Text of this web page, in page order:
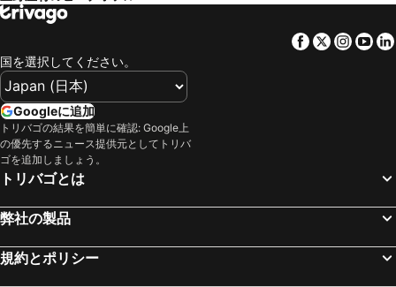
Facebook
Twitter
国を選択してください。
Googleに追加
トリバゴの結果を簡単に確認: Google上
の優先するニュース提供元としてトリバ
ゴを追加しましょう。
トリバゴとは
弊社の製品
規約とポリシー